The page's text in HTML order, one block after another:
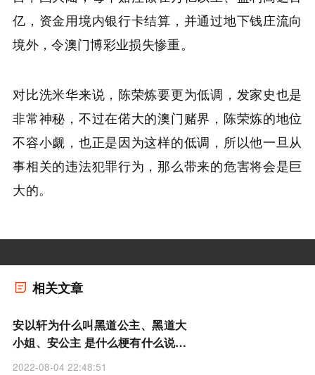
亿，资金用境内银行卡结算，并通过地下钱庄流向
境外，令澳门博彩业损失惨重。
对比洗米华来说，陈荣炼要更为低调，发家史也是
非常神秘，不过在偌大的澳门赌界，陈荣炼的地位
不容小觑，也正是因为这样的低调，所以他一旦从
事相关的违法犯罪行为，那么带来的危害将会是巨
大的。
相关文章
安以轩为什么叫黑道公主、黑道大
小姐、安公主 是什么梗有什么说法
由来
2022-08-04 22:48:51